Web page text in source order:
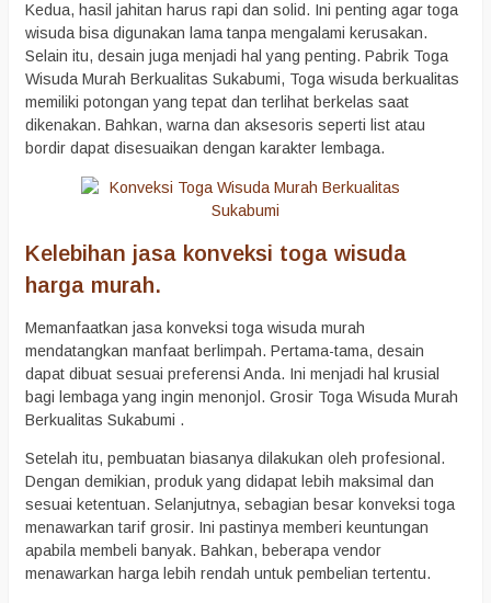
Kedua, hasil jahitan harus rapi dan solid. Ini penting agar toga
wisuda bisa digunakan lama tanpa mengalami kerusakan.
Selain itu, desain juga menjadi hal yang penting. Pabrik Toga
Wisuda Murah Berkualitas Sukabumi, Toga wisuda berkualitas
memiliki potongan yang tepat dan terlihat berkelas saat
dikenakan. Bahkan, warna dan aksesoris seperti list atau
bordir dapat disesuaikan dengan karakter lembaga.
Kelebihan jasa konveksi toga wisuda
harga murah.
Memanfaatkan jasa konveksi toga wisuda murah
mendatangkan manfaat berlimpah. Pertama-tama, desain
dapat dibuat sesuai preferensi Anda. Ini menjadi hal krusial
bagi lembaga yang ingin menonjol. Grosir Toga Wisuda Murah
Berkualitas Sukabumi .
Setelah itu, pembuatan biasanya dilakukan oleh profesional.
Dengan demikian, produk yang didapat lebih maksimal dan
sesuai ketentuan. Selanjutnya, sebagian besar konveksi toga
menawarkan tarif grosir. Ini pastinya memberi keuntungan
apabila membeli banyak. Bahkan, beberapa vendor
menawarkan harga lebih rendah untuk pembelian tertentu.